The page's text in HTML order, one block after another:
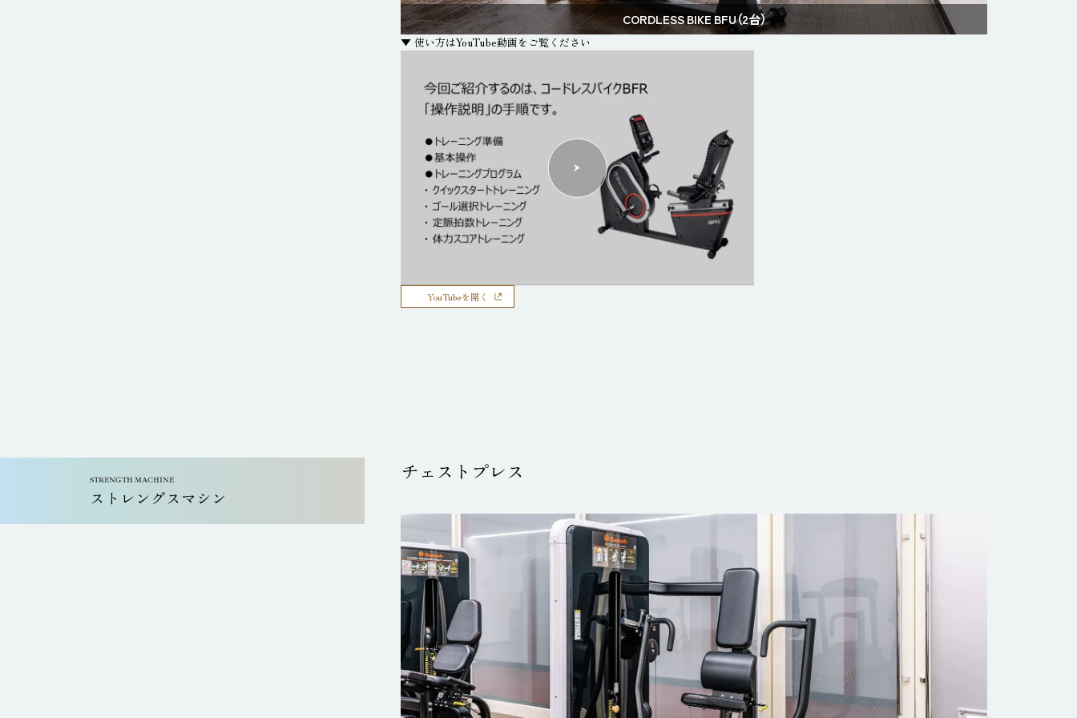
CORDLESS BIKE BFU（2台）
▼ 使い方はYouTube動画をご覧ください
YouTubeを開く
STRENGTH MACHINE
ストレングスマシン
チェストプレス